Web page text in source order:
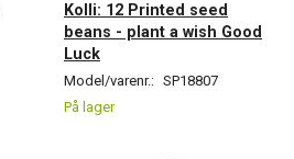
Kolli: 12 Printed seed
beans - plant a wish Good
Luck
Model/varenr.: SP18807
På lager